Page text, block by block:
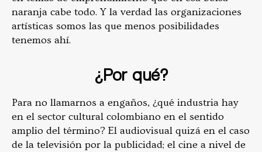
naranja cabe todo. Y la verdad las organizaciones
artísticas somos las que menos posibilidades
tenemos ahí.
¿Por qué?
Para no llamarnos a engaños, ¿qué industria hay
en el sector cultural colombiano en el sentido
amplio del término? El audiovisual quizá en el caso
de la televisión por la publicidad; el cine a nivel de